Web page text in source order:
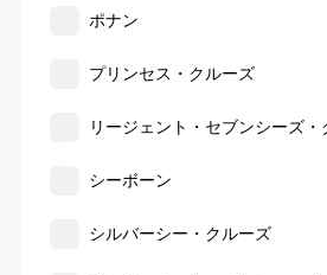
ポナン
プリンセス・クルーズ
リージェント・セブンシーズ・
シーボーン
シルバーシー・クルーズ